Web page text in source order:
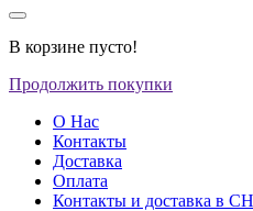
В корзине пусто!
Продолжить покупки
О Нас
Контакты
Доставка
Оплата
Контакты и доставка в